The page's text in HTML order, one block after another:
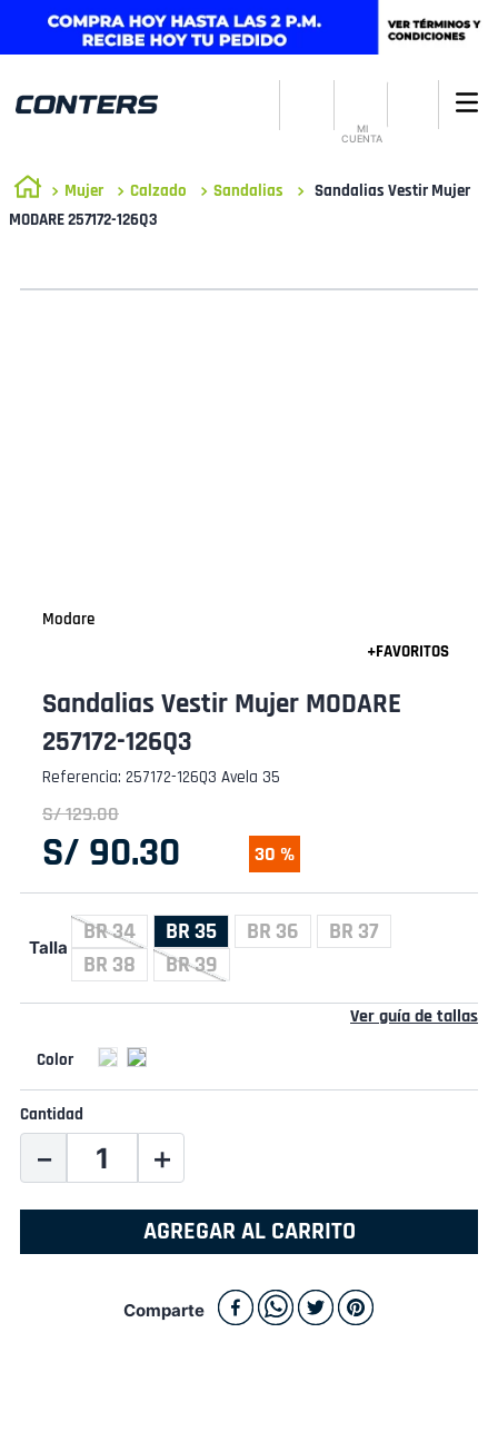
MI
CUENTA
Mujer Calzado Sandalias
Sandalias Vestir Mujer
MODARE 257172-126Q3
Modare
Sandalias Vestir Mujer MODARE
257172-126Q3
Referencia: 257172-126Q3 Avela 35
S/129.00
S/ 90.30 30 %
Talla
BR 34 BR 35 BR 36
BR 37
BR 38
BR 39
Ver guía de tallas
Cantidad
＋
－
AGREGAR AL CARRITO
Comparte